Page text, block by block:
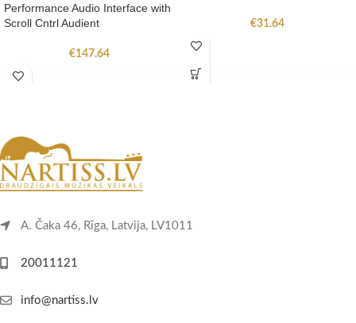
Performance Audio Interface with
Scroll Cntrl Audient
€147.64
€31.64
A. Čaka 46, Rīga, Latvija, LV1011
20011121
info@nartiss.lv